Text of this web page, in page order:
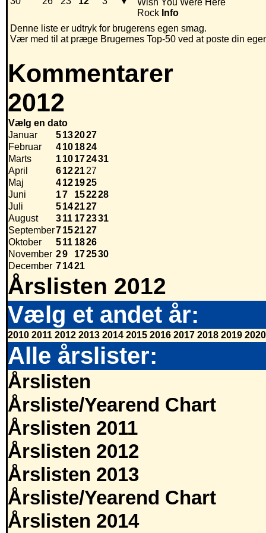
Wish You Were Here
Rock Info
Denne liste er udtryk for brugerens egen smag.
Vær med til at præge Brugernes Top-50 ved at poste din
Kommentarer
2012
Vælg en dato
Januar
5132027
Februar
4101824
Marts
110172431
April
6122127
Maj
4121925
Juni
17 152228
Juli
5142127
August
311 172331
September7152127
Oktober
511 1826
November 29 172530
December 71421
Årslisten 2012
Vælg et andet år:
2010 2011 2012 2013 2014 2015 2016 2017 2018 2019 2020
Alle årslister:
Årslisten
Årsliste/Yearend Chart
Årslisten 2011
Årslisten 2012
Årslisten 2013
Årsliste/Yearend Chart
Årslisten 2014